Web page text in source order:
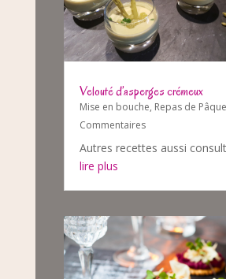
Velouté d’asperges crémeux
Mise en bouche, Repas de
Commentaires
Autres recettes aussi
lire plus